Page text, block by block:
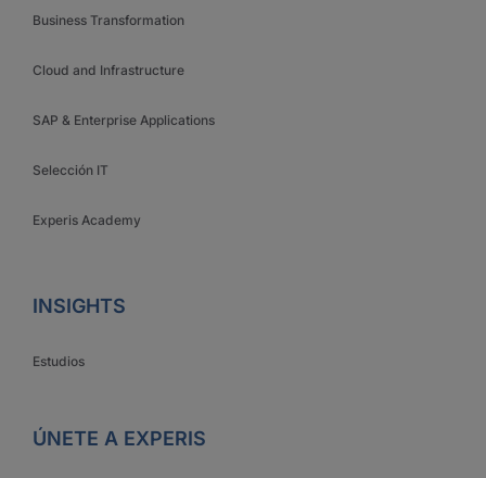
Business Transformation
Cloud and Infrastructure
SAP & Enterprise Applications
Selección IT
Experis Academy
INSIGHTS
Estudios
ÚNETE A EXPERIS